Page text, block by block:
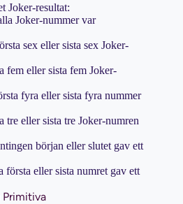
Joker-resultat:
Joker-nummer var
sex eller sista sex Joker-
fem eller sista fem Joker-
fyra eller sista fyra nummer
tre eller sista tre Joker-numren
början eller slutet gav ett
första eller sista numret gav ett
Primitiva